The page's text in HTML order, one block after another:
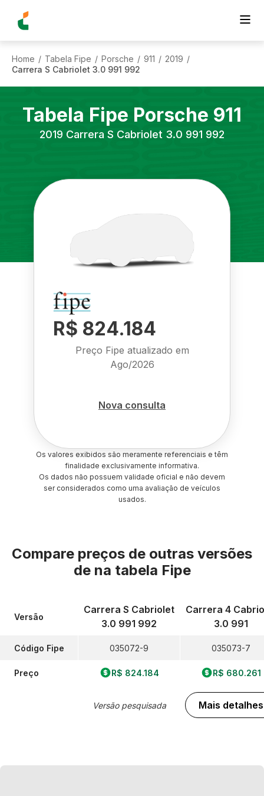
Home / Tabela Fipe / Porsche / 911 / 2019 /
Carrera S Cabriolet 3.0 991 992
Tabela Fipe Porsche 911
2019 Carrera S Cabriolet 3.0 991 992
R$ 824.184
Preço Fipe atualizado em
Ago/2026
Nova consulta
Os valores exibidos são meramente referenciais e têm
finalidade exclusivamente informativa.
Os dados não possuem validade oficial e não devem
ser considerados como uma avaliação de veículos
usados.
Compare preços de outras versões
de na tabela Fipe
Versão
Código Fipe
Preço
Carrera S Cabriolet
3.0 991 992
035072-9
R$ 824.184
Versão pesquisada
Carrera 4
3.0 991
035073-7
R$ 680.261
Mais detalhes